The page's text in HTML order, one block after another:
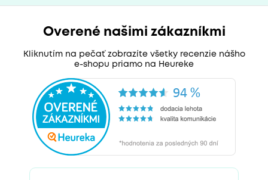
Overené našimi zákazníkmi
Kliknutím na pečať zobrazíte všetky recenzie nášho
e-shopu priamo na Heureke